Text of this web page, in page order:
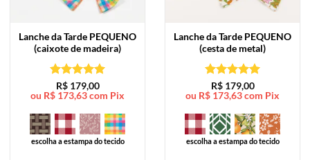
Lanche da Tarde PEQUENO
(caixote de madeira)
Avaliação5
de 5
R$179,00
ou R$ 173,63com Pix
escolha a estampa do tecido
Lanche da Tarde PEQUENO
(cesta de metal)
Avaliação5
de 5
R$179,00
ou R$ 173,63com Pix
escolha a estampa do tecido